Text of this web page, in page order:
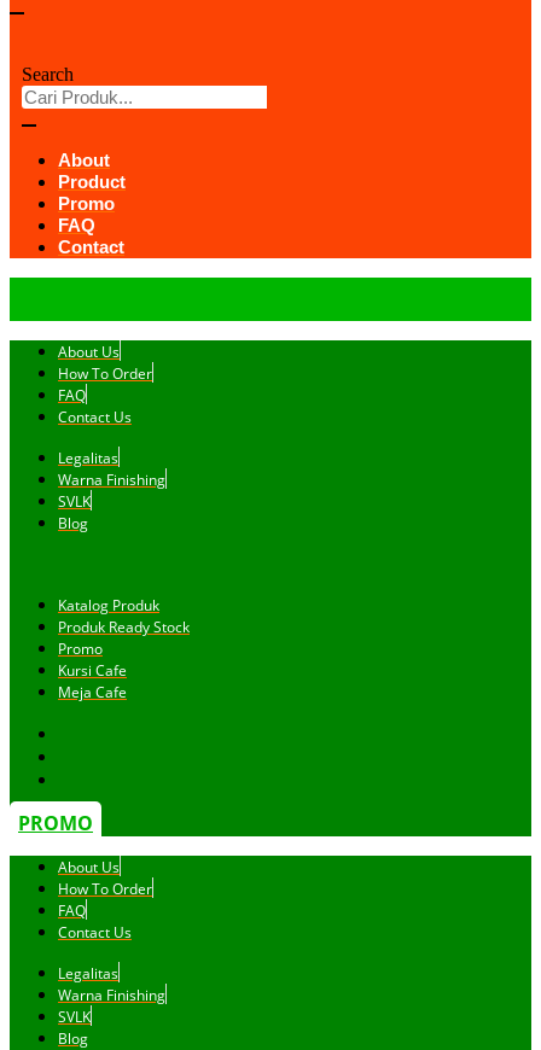
Search
About
Product
Promo
FAQ
Contact
About Us
How To Order
FAQ
Contact Us
Legalitas
Warna Finishing
SVLK
Blog
Katalog Produk
Produk Ready Stock
Promo
Kursi Cafe
Meja Cafe
PROMO
About Us
How To Order
FAQ
Contact Us
Legalitas
Warna Finishing
SVLK
Blog